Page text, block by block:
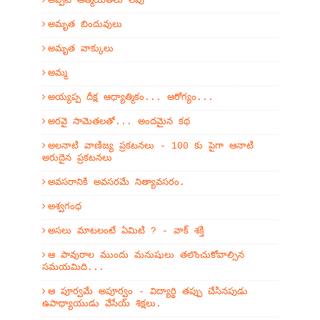
అమృత బిందువులు
అమృత వాక్కులు
అమ్మ
అయ్యప్ప దీక్ష ఆధ్యాత్మికం... ఆరోగ్యం...
అరవై సామెతలతో... అందమైన కథ
అలనాటి వాణిజ్య ప్రకటనలు - 100 కు పైగా ఆనాటి
అరుదైన ప్రకటనలు
అవసరానికి అవసరమే నిత్యావసరం.
అశ్వగంధ
అసలు మాటలంటే ఏమిటి ? - వాక్ శక్తి
ఆ పావురాల ముందు మనుషులు తలొంచుకోవాల్సిన
సమయమిది...
ఆ పూర్వమే అపూర్వం - విద్యార్థి తప్పు చేసినపుడు
ఉపాధ్యాయుడు వేసేయ్ శిక్షలు.